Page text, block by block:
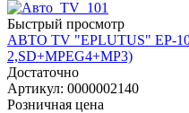
Быстрый просмотр
АВТО TV "EPLUTUS" EP-
2,SD+MPEG4+MP3)
Достаточно
Артикул: 0000002140
Розничная цена